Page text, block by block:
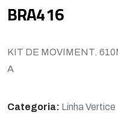
BRA416
KIT DE MOVIMENT.
A
Categoria: Linha Vertice